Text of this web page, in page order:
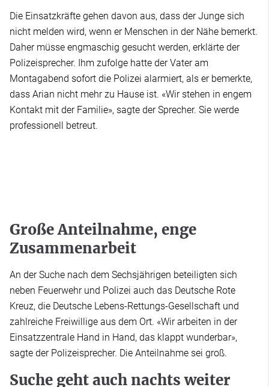
Die Einsatzkräfte gehen davon aus, dass der Junge sich
nicht melden wird, wenn er Menschen in der Nähe bemerkt.
Daher müsse engmaschig gesucht werden, erklärte der
Polizeisprecher. Ihm zufolge hatte der Vater am
Montagabend sofort die Polizei alarmiert, als er bemerkte,
dass Arian nicht mehr zu Hause ist. «Wir stehen in engem
Kontakt mit der Familie», sagte der Sprecher. Sie werde
professionell betreut.
Große Anteilnahme, enge
Zusammenarbeit
An der Suche nach dem Sechsjährigen beteiligten sich
neben Feuerwehr und Polizei auch das Deutsche Rote
Kreuz, die Deutsche Lebens-Rettungs-Gesellschaft und
zahlreiche Freiwillige aus dem Ort. «Wir arbeiten in der
Einsatzzentrale Hand in Hand, das klappt wunderbar»,
sagte der Polizeisprecher. Die Anteilnahme sei groß.
Suche geht auch nachts weiter